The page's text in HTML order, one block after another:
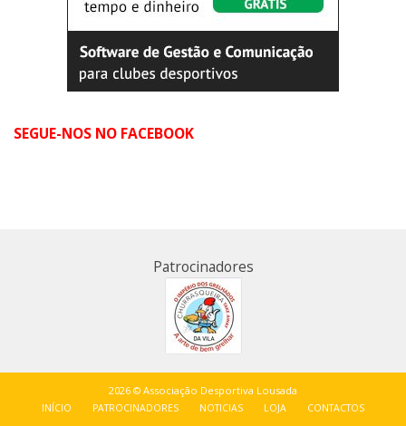
SEGUE-NOS NO FACEBOOK
Patrocinadores
2026 © Associação Desportiva Lousada
INÍCIO PATROCINADORES NOTICIAS LOJA CONTACTOS